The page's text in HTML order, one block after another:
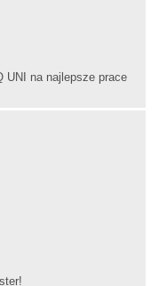
UNI na najlepsze prace